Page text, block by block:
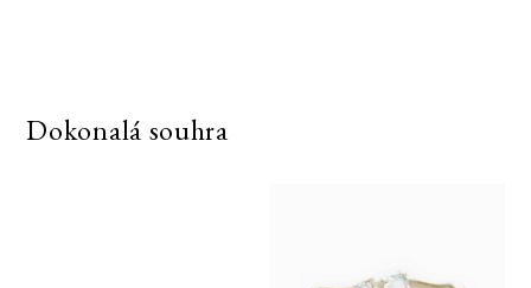
Dokonalá souhra